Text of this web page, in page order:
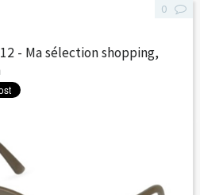
- Ma sélection shopping,
0